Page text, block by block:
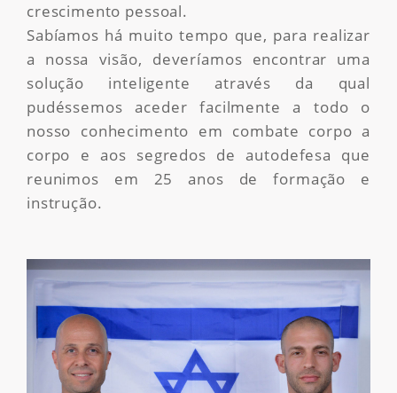
crescimento pessoal.
Sabíamos há muito tempo que, para realizar
a nossa visão, deveríamos encontrar uma
solução inteligente através da qual
pudéssemos aceder facilmente a todo o
nosso conhecimento em combate corpo a
corpo e aos segredos de autodefesa que
reunimos em 25 anos de formação e
instrução.